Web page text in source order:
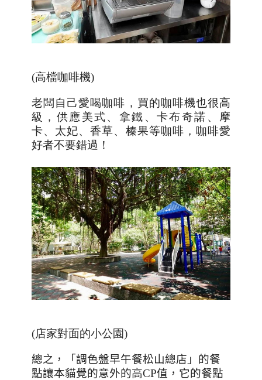
(高檔咖啡機)
老闆自己愛喝咖啡，買的咖啡機也很高
級，供應美式、拿鐵、卡布奇諾、摩
卡、太妃、香草、榛果等咖啡，咖啡愛
好者不要錯過！
(店家對面的小公園)
總之，「調色盤早午餐松山總店」的餐
點讓本貓覺的意外的高CP值，它的餐點